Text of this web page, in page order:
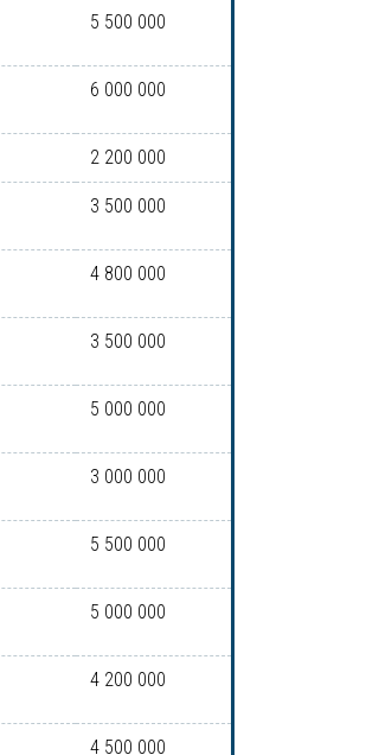
5 500 000
6 000 000
2 200 000
3 500 000
4 800 000
3 500 000
5 000 000
3 000 000
5 500 000
5 000 000
4 200 000
4 500 000